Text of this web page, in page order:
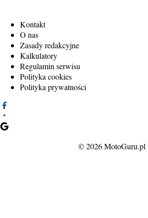
Kontakt
O nas
Zasady redakcyjne
Kalkulatory
Regulamin serwisu
Polityka cookies
Polityka prywatności
© 2026 MotoGuru.pl